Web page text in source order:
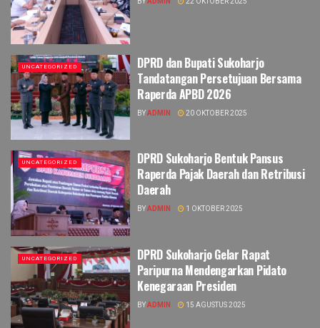
UNCATEGORIZED
DPRD dan Bupati Sukoharjo
Tandatangan Persetujuan Bersama
Raperda APBD 2026
BYADMIN 20 OKTOBER 2025
UNCATEGORIZED
DPRD Sukoharjo Bentuk Pansus
Raperda Pajak Daerah dan Retribusi
Daerah
BYADMIN 1 OKTOBER 2025
UNCATEGORIZED
DPRD Sukoharjo Gelar Rapat
Paripurna Mendengarkan Pidato
Kenegaraan Presiden
BYADMIN 15 AGUSTUS 2025